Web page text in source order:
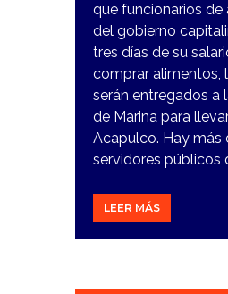
que funcionarios de
del gobierno
tres días de su
comprar alimentos,
serán entregados a
de Marina para
Acapulco. Hay más
servidores públicos
LEER MÁS